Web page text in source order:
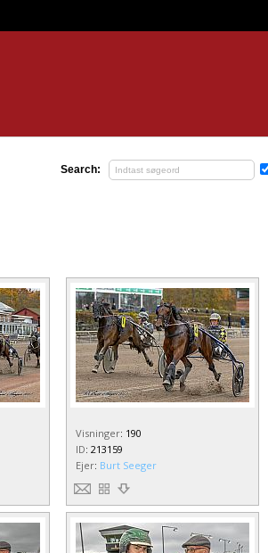
Search:
Visninger: 190
ID: 213159
Ejer: Burt Seeger